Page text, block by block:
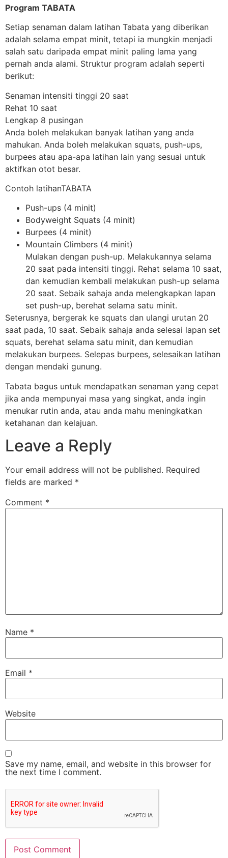
Program TABATA
Setiap senaman dalam latihan Tabata yang diberikan
adalah selama empat minit, tetapi ia mungkin menjadi
salah satu daripada empat minit paling lama yang
pernah anda alami. Struktur program adalah seperti
berikut:
Senaman intensiti tinggi 20 saat
Rehat 10 saat
Lengkap 8 pusingan
Anda boleh melakukan banyak latihan yang anda
mahukan. Anda boleh melakukan squats, push-ups,
burpees atau apa-apa latihan lain yang sesuai untuk
aktifkan otot besar.
Contoh latihanTABATA
Push-ups (4 minit)
Bodyweight Squats (4 minit)
Burpees (4 minit)
Mountain Climbers (4 minit)
Mulakan dengan push-up. Melakukannya selama
20 saat pada intensiti tinggi. Rehat selama 10 saat,
dan kemudian kembali melakukan push-up selama
20 saat. Sebaik sahaja anda melengkapkan lapan
set push-up, berehat selama satu minit.
Seterusnya, bergerak ke squats dan ulangi urutan 20
saat pada, 10 saat. Sebaik sahaja anda selesai lapan set
squats, berehat selama satu minit, dan kemudian
melakukan burpees. Selepas burpees, selesaikan latihan
dengan mendaki gunung.
Tabata bagus untuk mendapatkan senaman yang cepat
jika anda mempunyai masa yang singkat, anda ingin
menukar rutin anda, atau anda mahu meningkatkan
ketahanan dan kelajuan.
Leave a Reply
Your email address will not be published. Required
fields are marked *
Comment *
Name *
Email *
Website
Save my name, email, and website in this browser for
the next time I comment.